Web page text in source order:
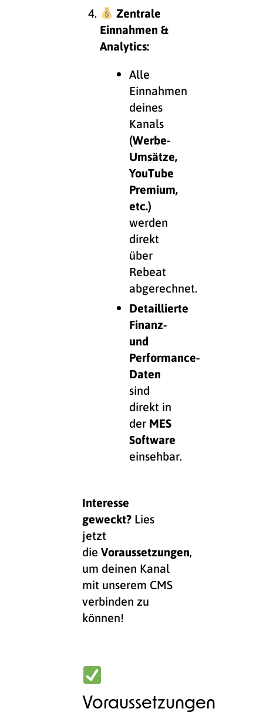
Zentrale
Einnahmen &
Analytics:
Alle
Einnahmen
deines
Kanals
(Werbe-
Umsätze,
YouTube
Premium,
etc.)
werden
direkt
über
Rebeat
abgerechnet.
Detaillierte
Finanz-
und
Performance-
Daten
sind
direkt in
der MES
Software
einsehbar.
Interesse
geweckt? Lies
jetzt
dieVoraussetzungen,
um deinen Kanal
mit unserem CMS
verbinden zu
können!
Voraussetzungen